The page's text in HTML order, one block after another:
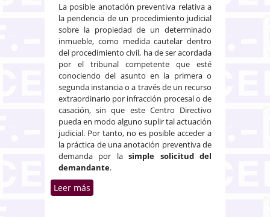
La posible anotación preventiva relativa a
la pendencia de un procedimiento judicial
sobre la propiedad de un determinado
inmueble, como medida cautelar dentro
del procedimiento civil, ha de ser acordada
por el tribunal competente que esté
conociendo del asunto en la primera o
segunda instancia o a través de un recurso
extraordinario por infracción procesal o de
casación, sin que este Centro Directivo
pueda en modo alguno suplir tal actuación
judicial. Por tanto, no es posible acceder a
la práctica de una anotación preventiva de
demanda por lasimple solicitud del
demandante.
Leer más